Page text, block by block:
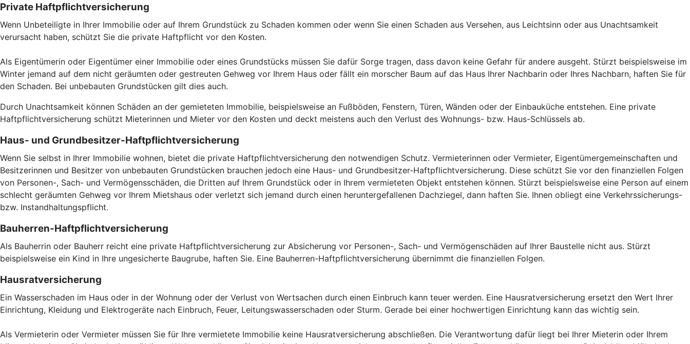
Private Haftpflichtversicherung
Wenn Unbeteiligte in Ihrer Immobilie oder auf Ihrem Grundstück zu Schaden kommen oder wenn Sie einen Schaden aus Versehen, aus Leichtsinn oder aus Unachtsamkeit
verursacht haben, schützt Sie die private Haftpflicht vor den Kosten.
Als Eigentümerin oder Eigentümer einer Immobilie oder eines Grundstücks müssen Sie dafür Sorge tragen, dass davon keine Gefahr für andere ausgeht. Stürzt beispielsweise im
Winter jemand auf dem nicht geräumten oder gestreuten Gehweg vor Ihrem Haus oder fällt ein morscher Baum auf das Haus Ihrer Nachbarin oder Ihres Nachbarn, haften Sie für
den Schaden. Bei unbebauten Grundstücken gilt dies auch.
Durch Unachtsamkeit können Schäden an der gemieteten Immobilie, beispielsweise an Fußböden, Fenstern, Türen, Wänden oder der Einbauküche entstehen. Eine private
Haftpflichtversicherung schützt Mieterinnen und Mieter vor den Kosten und deckt meistens auch den Verlust des Wohnungs- bzw. Haus-Schlüssels ab.
Haus- und Grundbesitzer-Haftpflichtversicherung
Wenn Sie selbst in Ihrer Immobilie wohnen, bietet die private Haftpflichtversicherung den notwendigen Schutz. Vermieterinnen oder Vermieter, Eigentümergemeinschaften und
Besitzerinnen und Besitzer von unbebauten Grundstücken brauchen jedoch eine Haus- und Grundbesitzer-Haftpflichtversicherung. Diese schützt Sie vor den finanziellen Folgen
von Personen-, Sach- und Vermögensschäden, die Dritten auf Ihrem Grundstück oder in Ihrem vermieteten Objekt entstehen können. Stürzt beispielsweise eine Person auf einem
schlecht geräumten Gehweg vor Ihrem Mietshaus oder verletzt sich jemand durch einen heruntergefallenen Dachziegel, dann haften Sie. Ihnen obliegt eine Verkehrssicherungs-
bzw. Instandhaltungspflicht.
Bauherren-Haftpflichtversicherung
Als Bauherrin oder Bauherr reicht eine private Haftpflichtversicherung zur Absicherung vor Personen-, Sach- und Vermögenschäden auf Ihrer Baustelle nicht aus. Stürzt
beispielsweise ein Kind in Ihre ungesicherte Baugrube, haften Sie. Eine Bauherren-Haftpflichtversicherung übernimmt die finanziellen Folgen.
Hausratversicherung
Ein Wasserschaden im Haus oder in der Wohnung oder der Verlust von Wertsachen durch einen Einbruch kann teuer werden. Eine Hausratversicherung ersetzt den Wert Ihrer
Einrichtung, Kleidung und Elektrogeräte nach Einbruch, Feuer, Leitungswasserschaden oder Sturm. Gerade bei einer hochwertigen Einrichtung kann das wichtig sein.
Als Vermieterin oder Vermieter müssen Sie für Ihre vermietete Immobilie keine Hausratversicherung abschließen. Die Verantwortung dafür liegt bei Ihrer Mieterin oder Ihrem